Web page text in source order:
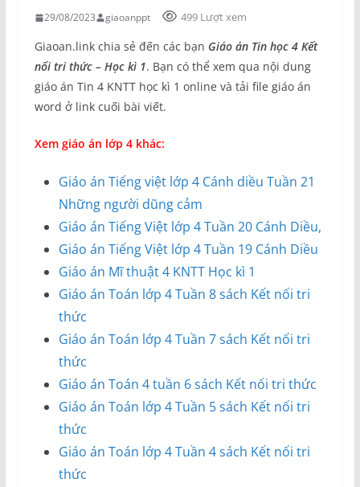
29/08/2023 giaoanppt 499 Lượt xem
Giaoan.link chia sẻ đến các bạn Giáo án Tin học 4 Kết
nối tri thức – Học kì 1. Bạn có thể xem qua nội dung
giáo án Tin 4 KNTT học kì 1 online và tải file giáo án
word ở link cuối bài viết.
Xem giáo án lớp 4 khác:
Giáo án Tiếng việt lớp 4 Cánh diều Tuần 21
Những người dũng cảm
Giáo án Tiếng Việt lớp 4 Tuần 20 Cánh Diều,
Giáo án Tiếng Việt lớp 4 Tuần 19 Cánh Diều
Giáo án Mĩ thuật 4 KNTT Học kì 1
Giáo án Toán lớp 4 Tuần 8 sách Kết nối tri
thức
Giáo án Toán lớp 4 Tuần 7 sách Kết nối tri
thức
Giáo án Toán 4 tuần 6 sách Kết nối tri thức
Giáo án Toán lớp 4 Tuần 5 sách Kết nối tri
thức
Giáo án Toán lớp 4 Tuần 4 sách Kết nối tri
thức